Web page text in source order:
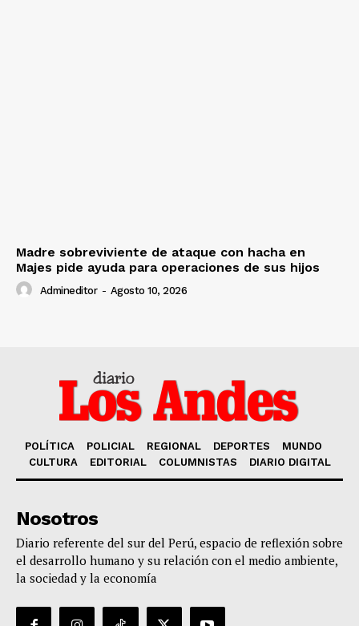
Madre sobreviviente de ataque con hacha en
Majes pide ayuda para operaciones de sus hijos
Admineditor - Agosto 10, 2026
POLÍTICA POLICIAL REGIONAL DEPORTES
MUNDO
CULTURA
EDITORIAL COLUMNISTAS DIARIO DIGITAL
Nosotros
Diario referente del sur del Perú, espacio de reflexión sobre
el desarrollo humano y su relación con el medio ambiente,
la sociedad y la economía